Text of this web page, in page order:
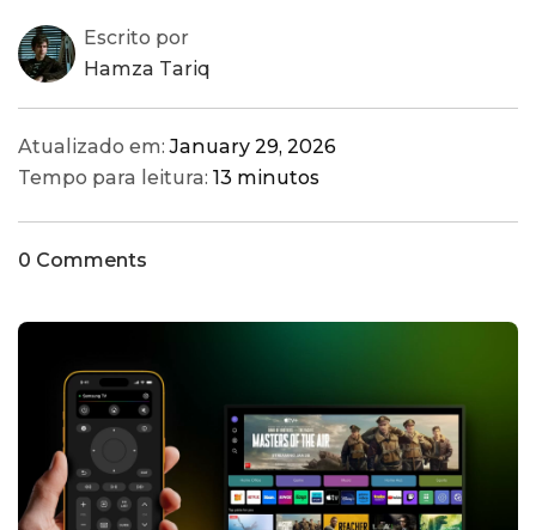
Escrito por
Hamza Tariq
Atualizado em:January 29, 2026
Tempo para leitura: 13 minutos
0 Comments